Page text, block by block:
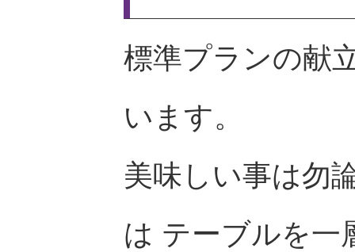
標準プランの献
います。
美味しい事は勿
は テーブルを一